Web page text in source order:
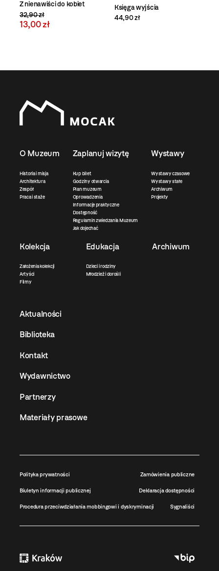
Z nienawiści do kobiet
32,90 zł
13,00 zł
Księga wyjścia
44,90 zł
O Muzeum
Historia i misja
Architektura
Zespół
Praca i staże
Zaplanuj wizytę
Kup bilet
Godziny otwarcia
Plan muzeum
Oprowadzenia
Informacje praktyczne
Dostępność
Regulamin zwiedzania Muzeum
Jak dojechać
Wystawy
Wystawy czasowe
Wystawy stałe
Archiwum
Projekty
Kolekcja
Założenia kolekcji
Artyści
Filmy
Edukacja
Dzieci i rodziny
Młodzież i dorośli
Archiwum
Aktualności
Biblioteka
Kontakt
Wydawnictwo
Partnerzy
Materiały prasowe
Polityka prywatności Zamówienia publiczne
Biuletyn informacji publicznej Deklaracja dostępności
Procedura przeciwdziałania mobbingowi i dyskryminacji Sygnaliści